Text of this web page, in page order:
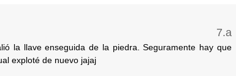
la llave enseguida de la piedra. Seguramente hay que
exploté de nuevo jajaj